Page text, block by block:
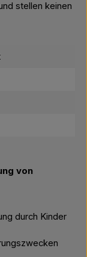
stellen keinen
von
durch Kinder